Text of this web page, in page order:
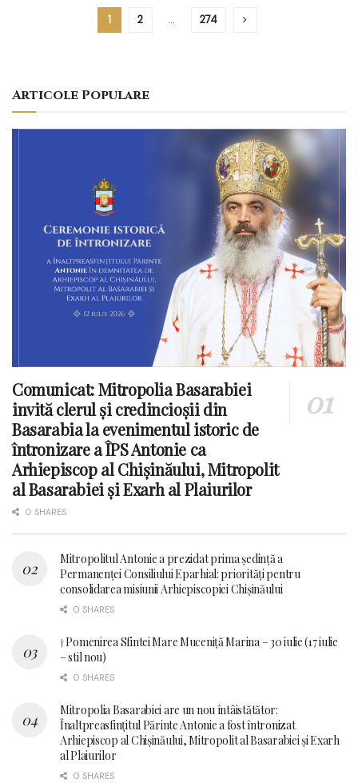
1 2 … 274
Articole Populare
Comunicat: Mitropolia Basarabiei
invită clerul și credincioșii din
Basarabia la evenimentul istoric de
întronizare a ÎPS Antonie ca
Arhiepiscop al Chișinăului, Mitropolit
al Basarabiei și Exarh al Plaiurilor
0 SHARES
Mitropolitul Antonie a prezidat prima ședință a
Permanenței Consiliului Eparhial: priorități pentru
consolidarea misiunii Arhiepiscopiei Chișinăului
0 SHARES
† Pomenirea Sfintei Mare Muceniță Marina – 30 iulie (17 iulie
– stil nou)
0 SHARES
Mitropolia Basarabiei are un nou întâistătător:
Înaltpreasfințitul Părinte Antonie a fost întronizat
Arhiepiscop al Chișinăului, Mitropolit al Basarabiei și Exarh
al Plaiurilor
0 SHARES